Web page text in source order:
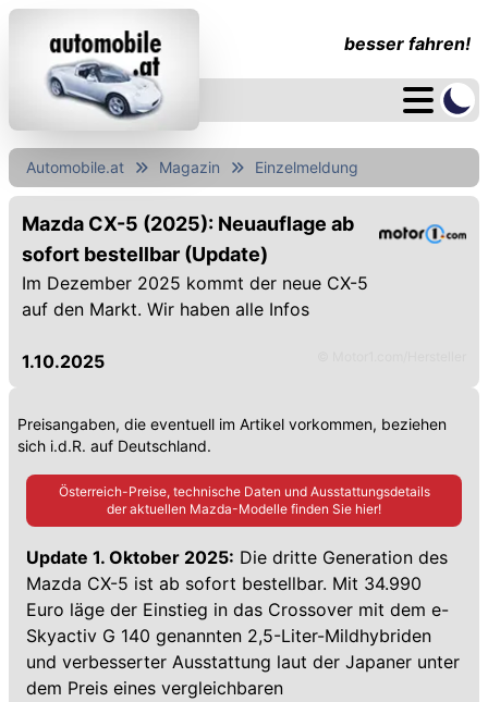
besser fahren!
Automobile.at Magazin Einzelmeldung
Mazda CX-5 (2025): Neuauflage ab
sofort bestellbar (Update)
Im Dezember 2025 kommt der neue CX-5
auf den Markt. Wir haben alle Infos
1.10.2025
Preisangaben, die eventuell im Artikel vorkommen, beziehen
sich i.d.R. auf Deutschland.
Österreich-Preise, technische Daten und Ausstattungsdetails
der aktuellen Mazda-Modelle finden Sie hier!
Update 1. Oktober 2025: Die dritte Generation des
Mazda CX-5 ist ab sofort bestellbar. Mit 34.990
Euro läge der Einstieg in das Crossover mit dem e-
Skyactiv G 140 genannten 2,5-Liter-Mildhybriden
und verbesserter Ausstattung laut der Japaner unter
dem Preis eines vergleichbaren